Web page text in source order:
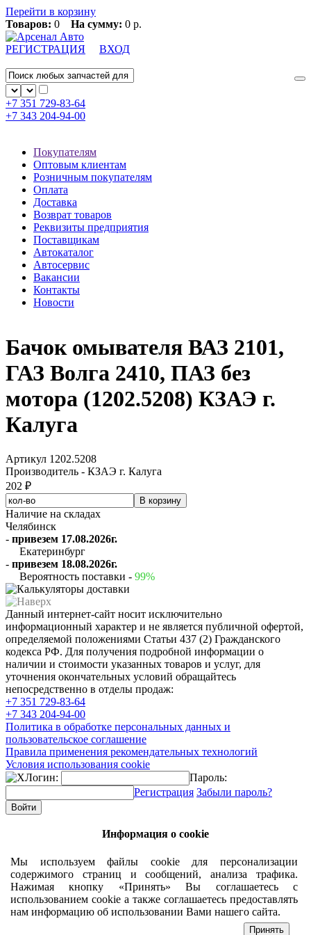
Перейти в корзину
Товаров: 0 На сумму: 0 р.
РЕГИСТРАЦИЯ ВХОД
+7 351 729-83-64
+7 343 204-94-00
Покупателям
Оптовым клиентам
Розничным покупателям
Оплата
Доставка
Возврат товаров
Реквизиты предприятия
Поставщикам
Автокаталог
Автосервис
Вакансии
Контакты
Новости
Бачок омывателя ВАЗ 2101,
ГАЗ Волга 2410, ПАЗ без
мотора (1202.5208) КЗАЭ г.
Калуга
Артикул 1202.5208
Производитель - КЗАЭ г. Калуга
202 ₽
Наличие на складах
Челябинск
- привезем 17.08.2026г.
Екатеринбург
- привезем 18.08.2026г.
Вероятность поставки - 99%
Данный интернет-сайт носит исключительно
информационный характер и не является публичной офертой,
определяемой положениями Статьи 437 (2) Гражданского
кодекса РФ. Для получения подробной информации о
наличии и стоимости указанных товаров и услуг, для
уточнения окончательных условий обращайтесь
непосредственно в отделы продаж:
+7 351 729-83-64
+7 343 204-94-00
Политика в обработке персональных данных и
пользовательское соглашение
Правила применения рекомендательных технологий
Условия использования cookie
Логин:
Пароль:
Регистрация Забыли пароль?
Информация о cookie
Мы используем файлы cookie для персонализации
содержимого страниц и сообщений, анализа трафика.
Нажимая кнопку «Принять» Вы соглашаетесь с
использованием cookie а также соглашаетесь предоставлять
нам информацию об использовании Вами нашего сайта.
Принять